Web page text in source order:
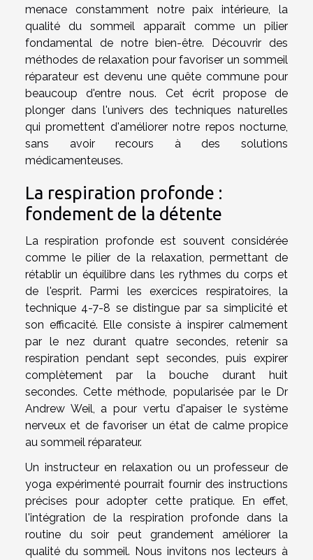
menace constamment notre paix intérieure, la
qualité du sommeil apparaît comme un pilier
fondamental de notre bien-être. Découvrir des
méthodes de relaxation pour favoriser un sommeil
réparateur est devenu une quête commune pour
beaucoup d'entre nous. Cet écrit propose de
plonger dans l'univers des techniques naturelles
qui promettent d'améliorer notre repos nocturne,
sans avoir recours à des solutions
médicamenteuses.
La respiration profonde :
fondement de la détente
La respiration profonde est souvent considérée
comme le pilier de la relaxation, permettant de
rétablir un équilibre dans les rythmes du corps et
de l'esprit. Parmi les exercices respiratoires, la
technique 4-7-8 se distingue par sa simplicité et
son efficacité. Elle consiste à inspirer calmement
par le nez durant quatre secondes, retenir sa
respiration pendant sept secondes, puis expirer
complètement par la bouche durant huit
secondes. Cette méthode, popularisée par le Dr
Andrew Weil, a pour vertu d'apaiser le système
nerveux et de favoriser un état de calme propice
au sommeil réparateur.
Un instructeur en relaxation ou un professeur de
yoga expérimenté pourrait fournir des instructions
précises pour adopter cette pratique. En effet,
l'intégration de la respiration profonde dans la
routine du soir peut grandement améliorer la
qualité du sommeil. Nous invitons nos lecteurs à